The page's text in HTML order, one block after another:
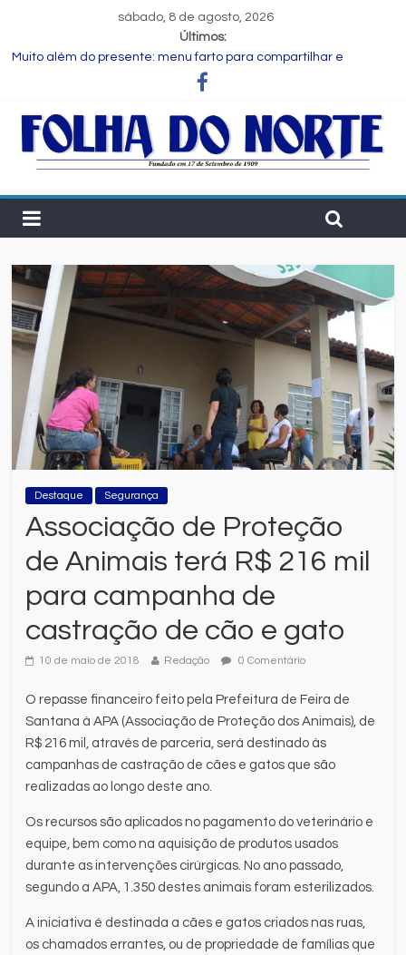
sábado, 8 de agosto, 2026
Últimos:
Muito além do presente: menu farto para compartilhar e
cérebro masculino
Central de Eleições da Rede Bahia inicia nova rodada de
entrevistas com os candidatos ao Governo do Estado
em quatro praças.
Bruno Reis e Zé Cocá são recebidos por Wilson Cardoso para
visita às obras de modernização da UPB e destacam união do
Destaque Segurança
Associação de Proteção
de Animais terá R$ 216 mil
para campanha de
castração de cão e gato
10 de maio de 2018 Redação 0 Comentário
O repasse financeiro feito pela Prefeitura de Feira de
Santana à APA (Associação de Proteção dos Animais), de
R$ 216 mil, através de parceria, será destinado às
campanhas de castração de cães e gatos que são
realizadas ao longo deste ano.
Os recursos são aplicados no pagamento do veterinário e
equipe, bem como na aquisição de produtos usados
durante as intervenções cirúrgicas. No ano passado,
segundo a APA, 1.350 destes animais foram esterilizados.
A iniciativa é destinada a cães e gatos criados nas ruas,
os chamados errantes, ou de propriedade de famílias que